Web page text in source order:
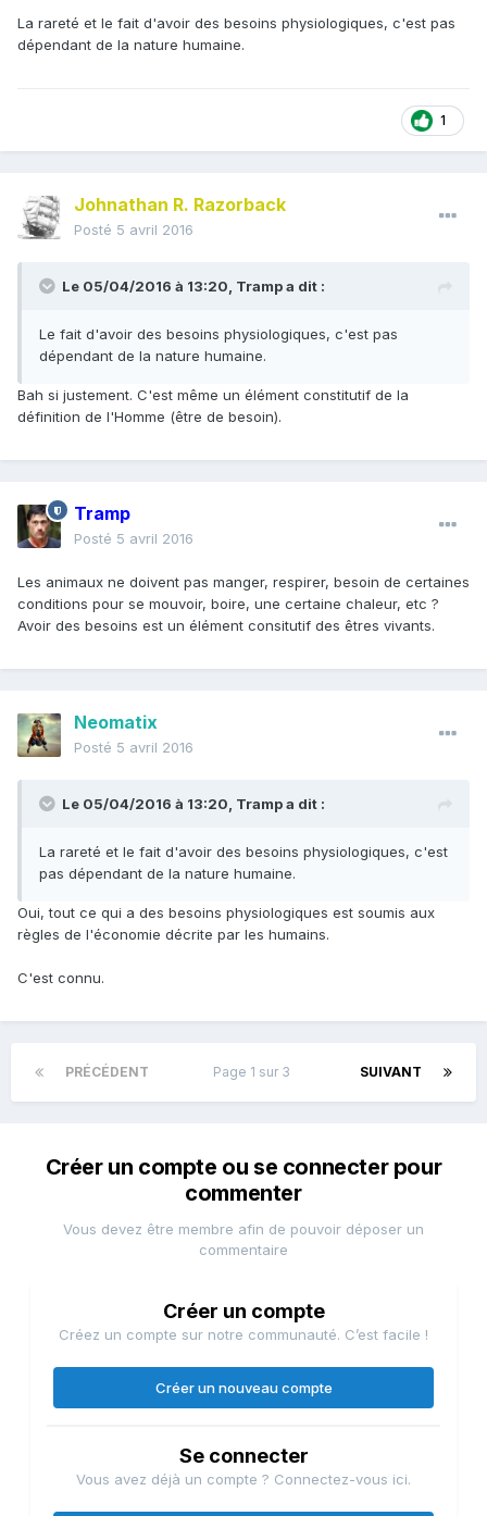
La rareté et le fait d'avoir des besoins physiologiques, c'est pas
dépendant de la nature humaine.
1
Johnathan R. Razorback
Posté 5 avril 2016
Le 05/04/2016 à 13:20, Tramp a dit :
Le fait d'avoir des besoins physiologiques, c'est pas
dépendant de la nature humaine.
Bah si justement. C'est même un élément constitutif de la
définition de l'Homme (être de besoin).
Tramp
Posté 5 avril 2016
Les animaux ne doivent pas manger, respirer, besoin de certaines
conditions pour se mouvoir, boire, une certaine chaleur, etc ?
Avoir des besoins est un élément consitutif des êtres vivants.
Neomatix
Posté 5 avril 2016
Le 05/04/2016 à 13:20, Tramp a dit :
La rareté et le fait d'avoir des besoins physiologiques, c'est
pas dépendant de la nature humaine.
Oui, tout ce qui a des besoins physiologiques est soumis aux
règles de l'économie décrite par les humains.
C'est connu.
PRÉCÉDENT SUIVANT
Page 1 sur 3
Créer un compte ou se connecter pour
commenter
Vous devez être membre afin de pouvoir déposer un
commentaire
Créer un compte
Créez un compte sur notre communauté. C’est facile !
Créer un nouveau compte
Se connecter
Vous avez déjà un compte ? Connectez-vous ici.